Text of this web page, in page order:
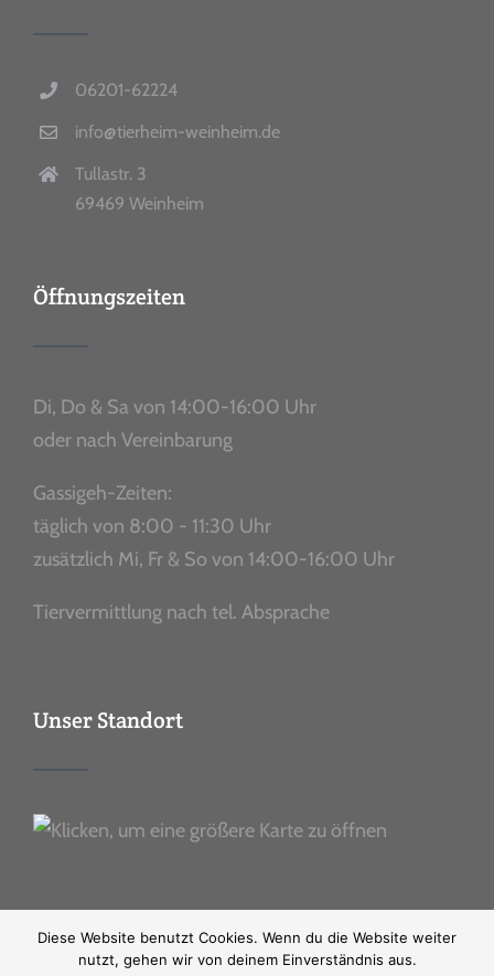
06201-62224
info@tierheim-weinheim.de
Tullastr. 3
69469 Weinheim
Öffnungszeiten
Di, Do & Sa von 14:00-16:00 Uhr
oder nach Vereinbarung
Gassigeh-Zeiten:
täglich von 8:00 - 11:30 Uhr
zusätzlich Mi, Fr & So von 14:00-16:00 Uhr
Tiervermittlung nach tel. Absprache
Unser Standort
Diese Website benutzt Cookies. Wenn du die Website weiter
nutzt, gehen wir von deinem Einverständnis aus.